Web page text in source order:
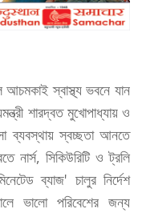
স্বাস্থ্য ভবনে যান
শারদ্বত মুখোপাধ্যায় ও
ব্যবস্থায় স্বচ্ছতা আনতে
নার্স, সিকিউরিটি ও ট্রলি
ব্যাজ' চালুর নির্দেশ
ভালো পরিবেশের জন্য